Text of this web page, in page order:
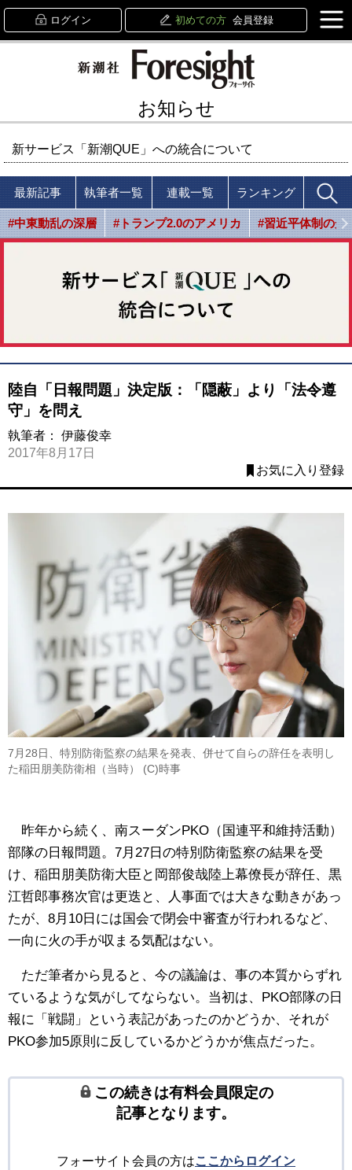
ログイン 初めての方 会員登録
お知らせ
新サービス「新潮QUE」への統合について
最新記事 執筆者一覧 連載一覧 ランキング
#中東動乱の深層 #トランプ2.0のアメリカ #習近平体制の光
陸自「日報問題」決定版：「隠蔽」より「法令遵
守」を問え
執筆者： 伊藤俊幸
2017年8月17日
お気に入り登録
7月28日、特別防衛監察の結果を発表、併せて自らの辞任を表明し
た稲田朋美防衛相（当時） (C)時事
昨年から続く、南スーダンPKO（国連平和維持活動）
部隊の日報問題。7月27日の特別防衛監察の結果を受
け、稲田朋美防衛大臣と岡部俊哉陸上幕僚長が辞任、黒
江哲郎事務次官は更迭と、人事面では大きな動きがあっ
たが、8月10日には国会で閉会中審査が行われるなど、
一向に火の手が収まる気配はない。
ただ筆者から見ると、今の議論は、事の本質からずれ
ているような気がしてならない。当初は、PKO部隊の日
報に「戦闘」という表記があったのかどうか、それが
PKO参加5原則に反しているかどうかが焦点だった。
この続きは有料会員限定の
記事となります。
フォーサイト会員の方はここからログイン